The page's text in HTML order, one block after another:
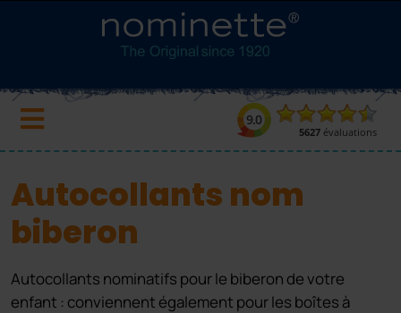
Autocollants nom
biberon
Autocollants nominatifs pour le biberon de votre
enfant : conviennent également pour les boîtes à